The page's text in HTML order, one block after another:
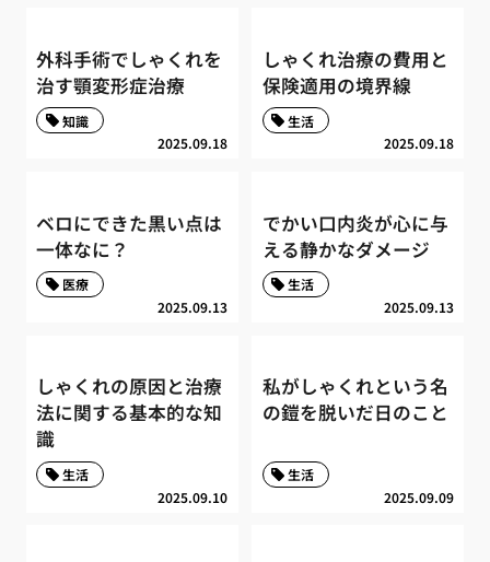
外科手術でしゃくれを
治す顎変形症治療
2025.09.18
知識
しゃくれ治療の費用と
保険適用の境界線
2025.09.18
生活
ベロにできた黒い点は
一体なに？
2025.09.13
医療
でかい口内炎が心に与
える静かなダメージ
2025.09.13
生活
しゃくれの原因と治療
法に関する基本的な知
識
2025.09.10
生活
私がしゃくれという名
の鎧を脱いだ日のこと
2025.09.09
生活